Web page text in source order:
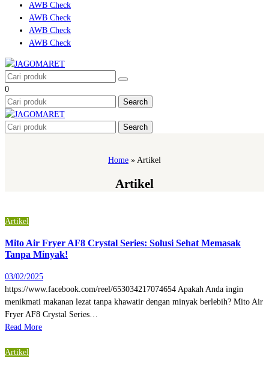
AWB Check
AWB Check
AWB Check
AWB Check
0
Search
Search
Home » Artikel
Artikel
Artikel
Mito Air Fryer AF8 Crystal Series: Solusi Sehat Memasak
Tanpa Minyak!
03/02/2025
https://www.facebook.com/reel/653034217074654 Apakah Anda ingin
menikmati makanan lezat tanpa khawatir dengan minyak berlebih? Mito Air
Fryer AF8 Crystal Series…
Read More
Artikel